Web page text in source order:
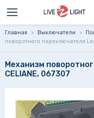
Главная > Выключатели >
поворотного переключателя
Механизм
CELIANE, 067307